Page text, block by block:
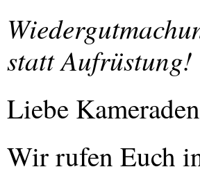
statt Aufrüstung!
Liebe
Wir rufen Euch